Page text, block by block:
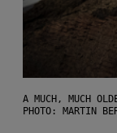
A MUCH, MUCH
PHOTO: MARTIN